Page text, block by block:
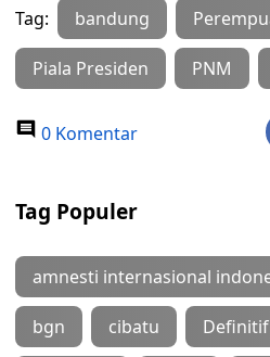
Tag: bandung
Piala Presiden PNM
0 Komentar
Tag Populer
amnesti internasional
bgn cibatu Definitif